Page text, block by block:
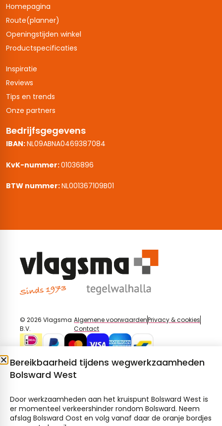
Homepagina
Route(planner)
Openingstijden winkel
Productspecificaties
Inspiratie
Reviews
Tips en trends
Onze partners
Bedrijfsgegevens
IBAN:NL09ABNA0469387084
KvK-nummer:01036896
BTW nummer:NL001367109B01
© 2026 Vlagsma
B.V.
Algemene voorwaardenPrivacy & cookies
Contact
Bereikbaarheid tijdens wegwerkzaamheden
Bolsward West
Door werkzaamheden aan het kruispunt Bolsward West is
er momenteel verkeershinder rondom Bolsward. Neem
afslag Bolsward Oost en volg vanaf daar de oranje bordjes